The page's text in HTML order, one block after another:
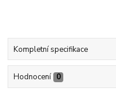
Kompletní specifikace
Hodnocení 0